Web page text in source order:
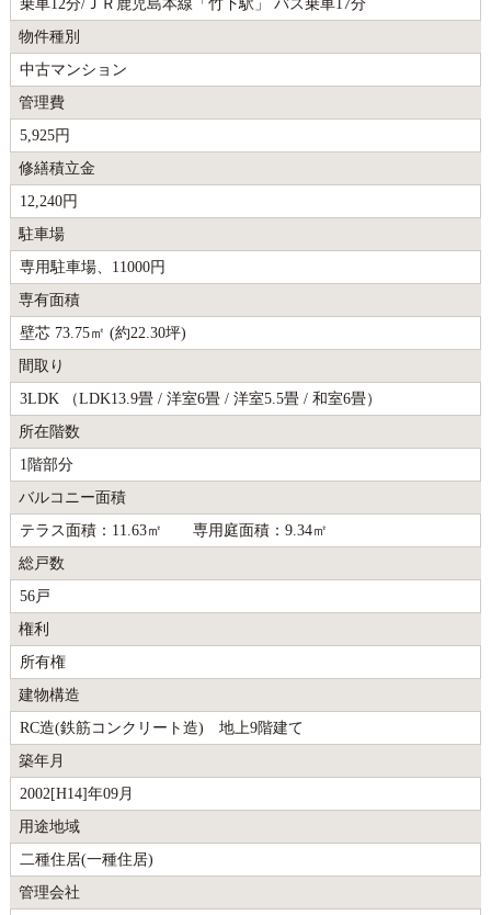
乗車12分/ＪＲ鹿児島本線「竹下駅」 バス乗車17分
物件種別
中古マンション
管理費
5,925円
修繕積立金
12,240円
駐車場
専用駐車場、11000円
専有面積
壁芯 73.75㎡ (約22.30坪)
間取り
3LDK （LDK13.9畳 / 洋室6畳 / 洋室5.5畳 / 和室6畳）
所在階数
1階部分
バルコニー面積
テラス面積：11.63㎡ 専用庭面積：9.34㎡
総戸数
56戸
権利
所有権
建物構造
RC造(鉄筋コンクリート造) 地上9階建て
築年月
2002[H14]年09月
用途地域
二種住居(一種住居)
管理会社